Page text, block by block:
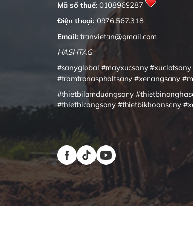
Mã số thuế: 0108969287
Điện thoại: 0976.567.318
Email: tranvietan@gmail.com
HASHTAG
#sanyglobal #mayxucsany #xuclatsany
#tramtronasphaltsany #xenangsany
#thietbilamduongsany
#thietbicangsany #thietbikhoansany